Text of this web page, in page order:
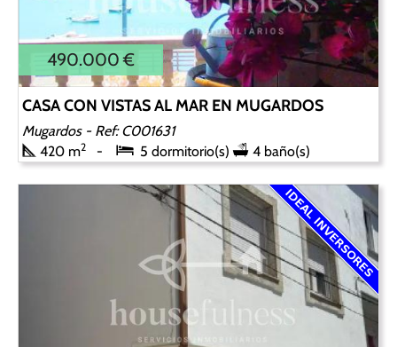
490.000 €
CASA CON VISTAS AL MAR EN MUGARDOS
Mugardos - Ref: C001631
420 m2 5 dormitorio(s) 4 baño(s)